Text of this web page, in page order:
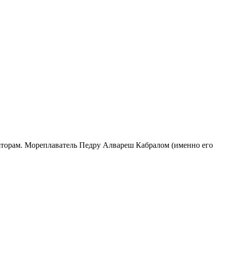
Мореплаватель Педру Алвареш Кабралом (именно его